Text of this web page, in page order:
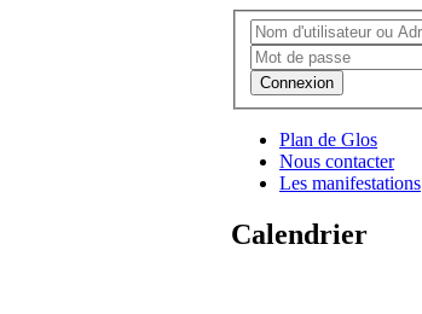
Connexion
Plan de Glos
Nous contacter
Les manifestations
Calendrier